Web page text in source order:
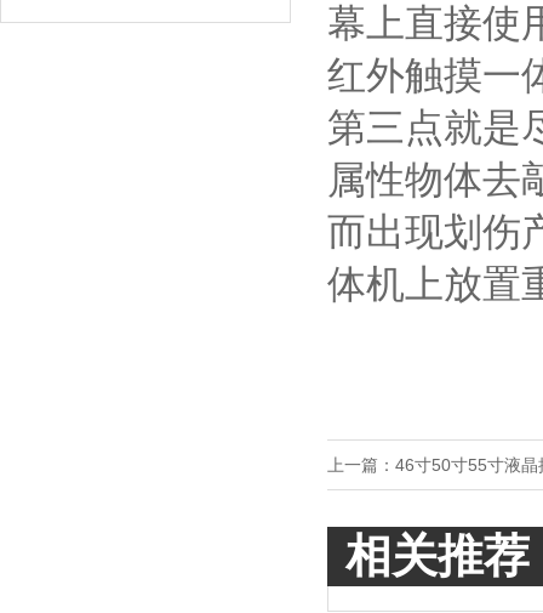
幕上直接使
红外触摸一
第三点就是
属性物体去
而出现划伤
体机上放置
上一篇： 46寸50寸55寸液
相关推荐